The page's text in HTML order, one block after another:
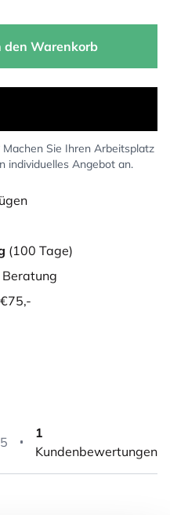
den Warenkorb
Sie Ihren Arbeitsplatz
individuelles Angebot an.
(100 Tage)
Beratung
5
1
Kundenbewertungen